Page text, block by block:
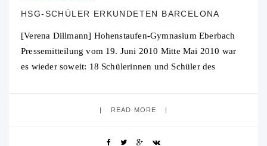
HSG-SCHÜLER ERKUNDETEN BARCELONA
[Verena Dillmann] Hohenstaufen-Gymnasium Eberbach
Pressemitteilung vom 19. Juni 2010 Mitte Mai 2010 war
es wieder soweit: 18 Schülerinnen und Schüler des
READ MORE